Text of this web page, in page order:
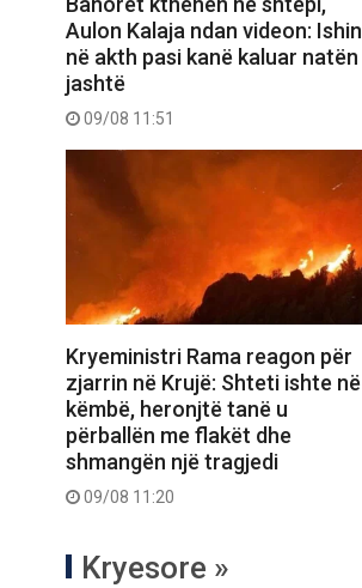
Aulon Kalaja ndan videon: Ishin
në akth pasi kanë kaluar natën
jashtë
09/08 11:51
Kryeministri Rama reagon për
zjarrin në Krujë: Shteti ishte në
këmbë, heronjtë tanë u
përballën me flakët dhe
shmangën një tragjedi
09/08 11:20
Kryesore »